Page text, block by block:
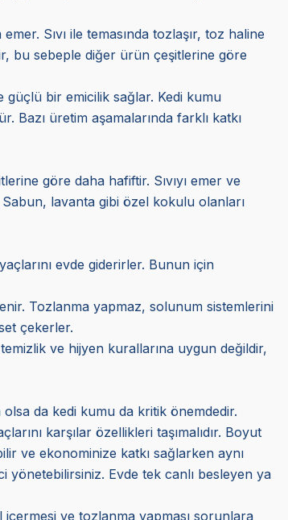
Sıvı ile temasında tozlaşır, toz haline
bu sebeple diğer ürün çeşitlerine göre
bir emicilik sağlar. Kedi kumu
üretim aşamalarında farklı katkı
göre daha hafiftir. Sıvıyı emer ve
Sabun, lavanta gibi özel kokulu olanları
evde giderirler. Bunun için
Tozlanma yapmaz, solunum sistemlerini
çekerler.
ve hijyen kurallarına uygun değildir,
da kedi kumu da kritik önemdedir.
karşılar özellikleri taşımalıdır. Boyut
ve ekonominize katkı sağlarken aynı
yönetebilirsiniz. Evde tek canlı besleyen ya
ve tozlanma yapması sorunlara